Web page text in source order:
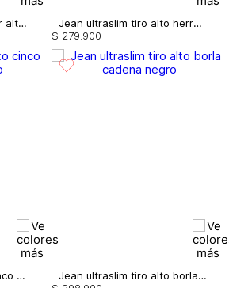
Jean ultraslim tiro super alto en pu
Jean ultraslim tiro alto herrajes
$ 279.900
Jean skinny tiro alto cinco bolsillos
Jean ultraslim tiro alto borla cadena